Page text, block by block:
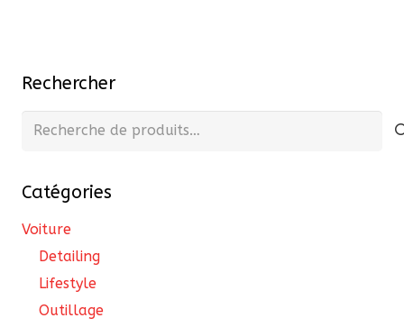
Rechercher
Recherche
Catégories
Voiture
Detailing
Lifestyle
Outillage